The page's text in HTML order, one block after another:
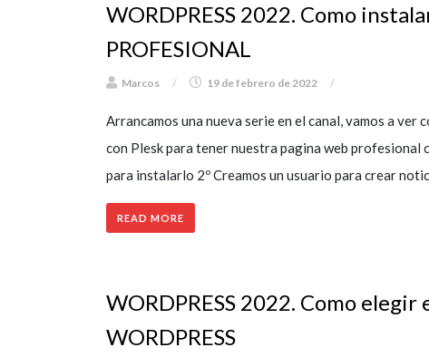
WORDPRESS 2022. Como
PROFESIONAL
Marcos / 19 de febrero de 2022 /
Arrancamos una nueva serie en el canal, vamos a
con Plesk para tener nuestra pagina web profesional
para instalarlo 2º Creamos un usuario para crear
READ MORE
WORDPRESS 2022. Como
WORDPRESS